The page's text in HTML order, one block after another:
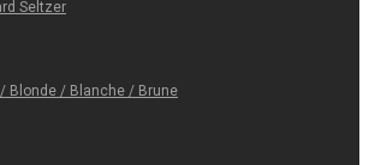
Seltzer
Blonde / Blanche / Brune